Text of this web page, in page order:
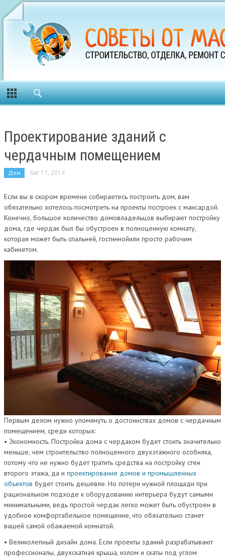
Проектирование зданий с
чердачным помещением
Дом Авг 17, 2014
Если вы в скором времени собираетесь построить дом, вам
обязательно хотелось посмотреть на проекты построек с мансардой.
Конечно, большое количество домовладельцов выбирают постройку
дома, где чердак был бы обустроен в полноценную комнату,
которая может быть спальней, гостиннойили просто рабочим
кабинетом.
Первым делом нужно упомянуть о достоинствах домов с чердачным
помещением, среди которых:
• Экономность. Постройка дома с чердаком будет стоить значительно
меньше, чем строительство полноценного двухэтажного особняка,
потому что не нужно будет тратить средства на постройку стен
второго этажа, да и проектирование домов и промышленных
объектов будет стоить дешевле. Но потери нужной площади при
рациональном подходе к оборудованию интерьера будут самыми
минимальными, ведь простой чердак легко может быть обустроен в
удобное комфортабельное помещение, что обязательно станет
вашей самой обажаемой комнатой.
• Великолепный дизайн дома. Если проекты зданий разрабатывают
профессионалы, двухскатная крыша, излом и скаты под углом